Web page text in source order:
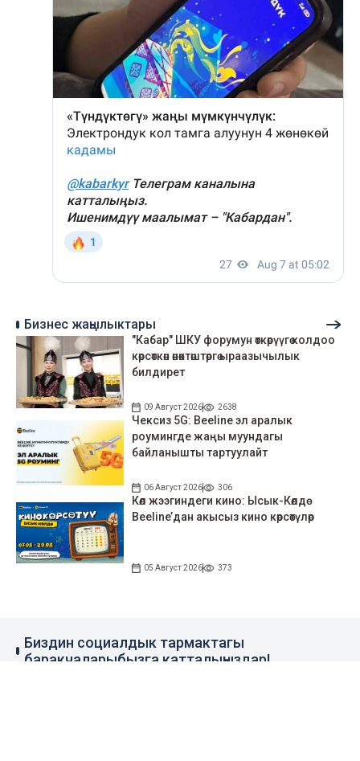
Бизнес жаңылыктары
"Кабар" ШКУ форумун өткөрүүгө колдоо
көрсөткөн өнөктөштөргө ыраазычылык
билдирет
09 Август 2026 2638
Чексиз 5G: Beeline эл аралык
роумингде жаңы муундагы
байланышты тартуулайт
06 Август 2026 306
Көл жээгиндеги кино: Ысык-Көлдө
Beeline’дан акысыз кино көрсөтүлөр
05 Август 2026 373
Биздин социалдык тармактагы
баракчаларыбызга катталыңыздар!